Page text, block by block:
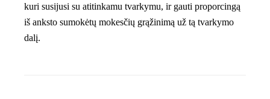
kuri susijusi su atitinkamu tvarkymu, ir gauti proporcingą
iš anksto sumokėtų mokesčių grąžinimą už tą tvarkymo
dalį.